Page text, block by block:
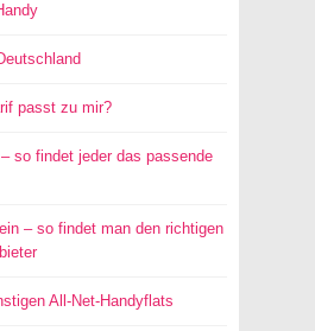
passt zu mir?
so findet jeder das passende
– so findet man den richtigen
All-Net-Handyflats